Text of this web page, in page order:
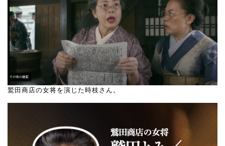
鷲田商店の女将を演じた時枝さん。